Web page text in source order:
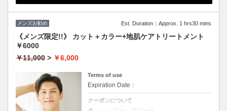
メンズお勧め Est. Duration：Approx. 1 hrs30 mins
《メンズ限定!!》 カット＋カラー+地肌ケアトリートメント
￥6000
￥11,000 > ￥6,000
Terms of use
Expiration Date：
クーポンについて